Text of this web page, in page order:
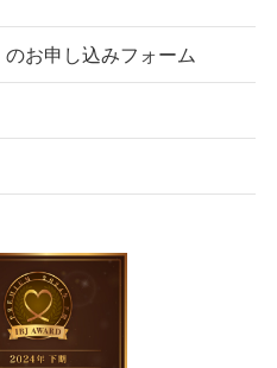
お申し込みフォーム